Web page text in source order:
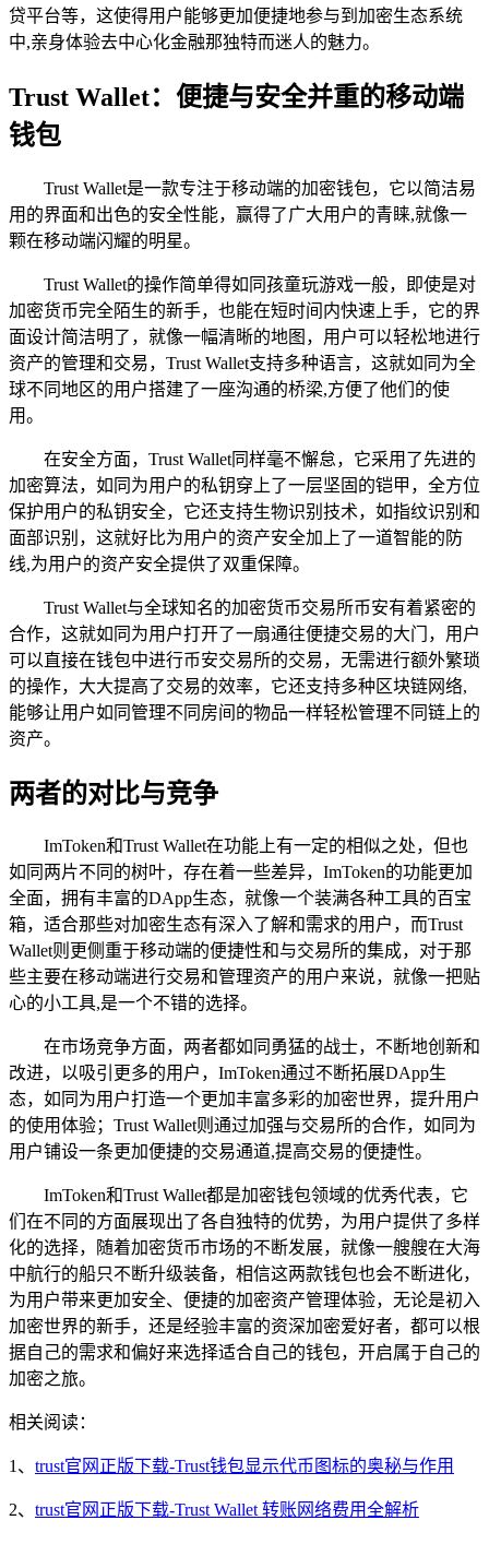
贷平台等，这使得用户能够更加便捷地参与到加密生态系统
中,亲身体验去中心化金融那独特而迷人的魅力。
Trust Wallet：便捷与安全并重的移动端
钱包
Trust Wallet是一款专注于移动端的加密钱包，它以简洁易
用的界面和出色的安全性能，赢得了广大用户的青睐,就像一
颗在移动端闪耀的明星。
Trust Wallet的操作简单得如同孩童玩游戏一般，即使是对
加密货币完全陌生的新手，也能在短时间内快速上手，它的界
面设计简洁明了，就像一幅清晰的地图，用户可以轻松地进行
资产的管理和交易，Trust Wallet支持多种语言，这就如同为全
球不同地区的用户搭建了一座沟通的桥梁,方便了他们的使
用。
在安全方面，Trust Wallet同样毫不懈怠，它采用了先进的
加密算法，如同为用户的私钥穿上了一层坚固的铠甲，全方位
保护用户的私钥安全，它还支持生物识别技术，如指纹识别和
面部识别，这就好比为用户的资产安全加上了一道智能的防
线,为用户的资产安全提供了双重保障。
Trust Wallet与全球知名的加密货币交易所币安有着紧密的
合作，这就如同为用户打开了一扇通往便捷交易的大门，用户
可以直接在钱包中进行币安交易所的交易，无需进行额外繁琐
的操作，大大提高了交易的效率，它还支持多种区块链网络,
能够让用户如同管理不同房间的物品一样轻松管理不同链上的
资产。
两者的对比与竞争
ImToken和Trust Wallet在功能上有一定的相似之处，但也
如同两片不同的树叶，存在着一些差异，ImToken的功能更加
全面，拥有丰富的DApp生态，就像一个装满各种工具的百宝
箱，适合那些对加密生态有深入了解和需求的用户，而Trust
Wallet则更侧重于移动端的便捷性和与交易所的集成，对于那
些主要在移动端进行交易和管理资产的用户来说，就像一把贴
心的小工具,是一个不错的选择。
在市场竞争方面，两者都如同勇猛的战士，不断地创新和
改进，以吸引更多的用户，ImToken通过不断拓展DApp生
态，如同为用户打造一个更加丰富多彩的加密世界，提升用户
的使用体验；Trust Wallet则通过加强与交易所的合作，如同为
用户铺设一条更加便捷的交易通道,提高交易的便捷性。
ImToken和Trust Wallet都是加密钱包领域的优秀代表，它
们在不同的方面展现出了各自独特的优势，为用户提供了多样
化的选择，随着加密货币市场的不断发展，就像一艘艘在大海
中航行的船只不断升级装备，相信这两款钱包也会不断进化，
为用户带来更加安全、便捷的加密资产管理体验，无论是初入
加密世界的新手，还是经验丰富的资深加密爱好者，都可以根
据自己的需求和偏好来选择适合自己的钱包，开启属于自己的
加密之旅。
相关阅读：
1、 trust官网正版下载-Trust钱包显示代币图标的奥秘与作用
2、 trust官网正版下载-Trust Wallet 转账网络费用全解析